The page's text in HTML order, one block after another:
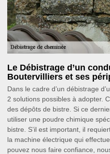
Le Débistrage d’un
Boutervilliers et ses
Dans le cadre d’un débistrage
2 solutions possibles à adopter.
des dépôts de bistre. Si ce
utiliser une poudre chimique
bistre. S’il est important, il
la machine électrique qui
pouvez nous faire confiance,